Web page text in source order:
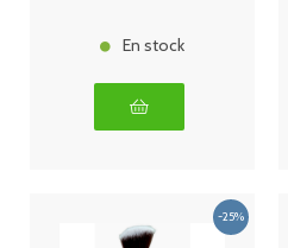
En stock